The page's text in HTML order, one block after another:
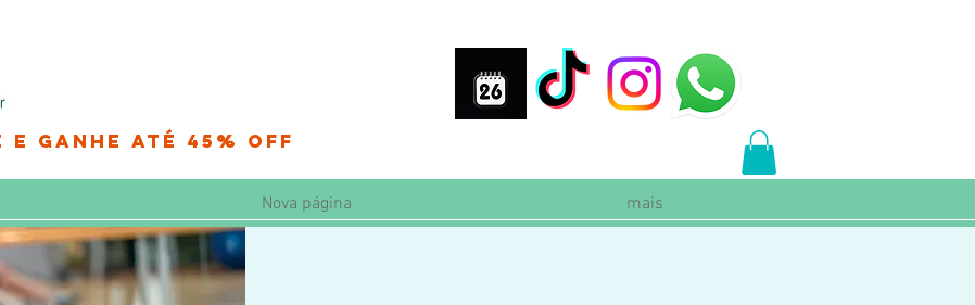
Ganhe até 45% OFF
Nova página mais